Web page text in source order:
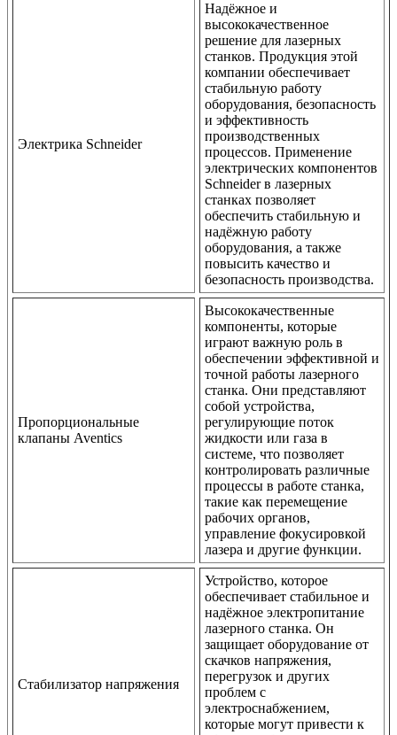
Электрика Schneider
Надёжное и
высококачественное
решение для лазерных
станков. Продукция этой
компании обеспечивает
стабильную работу
оборудования, безопасность
и эффективность
производственных
процессов. Применение
электрических компонентов
Schneider в лазерных
станках позволяет
обеспечить стабильную и
надёжную работу
оборудования, а также
повысить качество и
безопасность производства.
Пропорциональные
клапаны Aventics
Высококачественные
компоненты, которые
играют важную роль в
обеспечении эффективной и
точной работы лазерного
станка. Они представляют
собой устройства,
регулирующие поток
жидкости или газа в
системе, что позволяет
контролировать различные
процессы в работе станка,
такие как перемещение
рабочих органов,
управление фокусировкой
лазера и другие функции.
Стабилизатор напряжения
Устройство, которое
обеспечивает стабильное и
надёжное электропитание
лазерного станка. Он
защищает оборудование от
скачков напряжения,
перегрузок и других
проблем с
электроснабжением,
которые могут привести к